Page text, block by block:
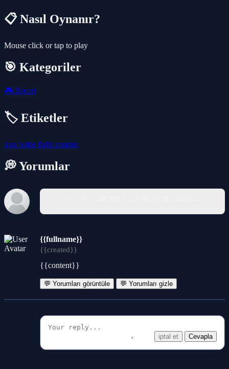
📋 Nasıl Oynanır?
Mouse click or tap to play
🎯 Kategoriler
🎮 Beceri
🏷️ Etiketler
gun battle fight zombie
💭 Yorumlar
{{fullname}}
{{created}}
{{content}}
💬 Yorumları görüntüle 💬 Yorumları gizle
iptal et Cevapla